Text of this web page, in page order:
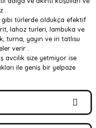
.
gibi türlerde oldukça efektif
lahoz turleri, lambuka ve
turna, yayın ve iri tatlısu
verir .
avcılık size yetmiyor ise
ile geniş bir yelpaze